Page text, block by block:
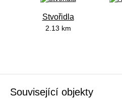
Stvořidla
2.13 km
Související objekty